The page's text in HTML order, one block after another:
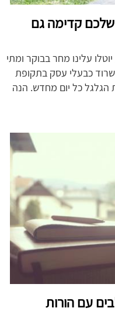
שלכם קדימה גם
עלינו מחר בבוקר ומתי
כבעלי עסק בתקופת
הגלגל כל יום מחדש. הנה
עם הורות